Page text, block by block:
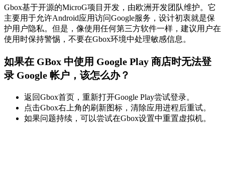
Gbox基于开源的MicroG项目开发，由欧洲开发团队维护。它
主要用于允许Android应用访问Google服务，设计初衷就是保
护用户隐私。但是，像使用任何第三方软件一样，建议用户在
使用时保持警惕，不要在Gbox环境中处理敏感信息。
如果在 GBox 中使用 Google Play 商店时无法登
录 Google 帐户，该怎么办？
返回Gbox首页，重新打开Google Play尝试登录。
点击Gbox右上角的刷新图标，清除应用进程后重试。
如果问题持续，可以尝试在Gbox设置中重置虚拟机。